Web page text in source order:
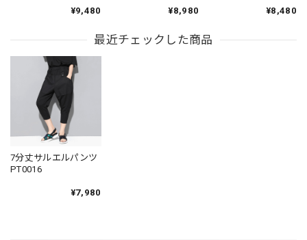
¥9,480
パンツ 1color PT0407
¥8,980
ウス＆ワイドレッグ
1color ST0219
¥8,480
最近チェックした商品
7分丈サルエルパンツ
PT0016
¥7,980